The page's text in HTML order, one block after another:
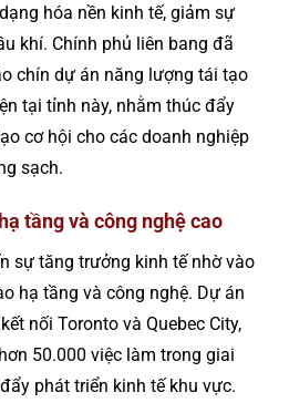
hóa nền kinh tế, giảm sự
khí. Chính phủ liên bang đã
chín dự án năng lượng tái tạo
tại tỉnh này, nhằm thúc đẩy
cơ hội cho các doanh nghiệp
sạch.
tầng và công nghệ cao
sự tăng trưởng kinh tế nhờ vào
hạ tầng và công nghệ. Dự án
nối Toronto và Quebec City,
50.000 việc làm trong giai
phát triển kinh tế khu vực.